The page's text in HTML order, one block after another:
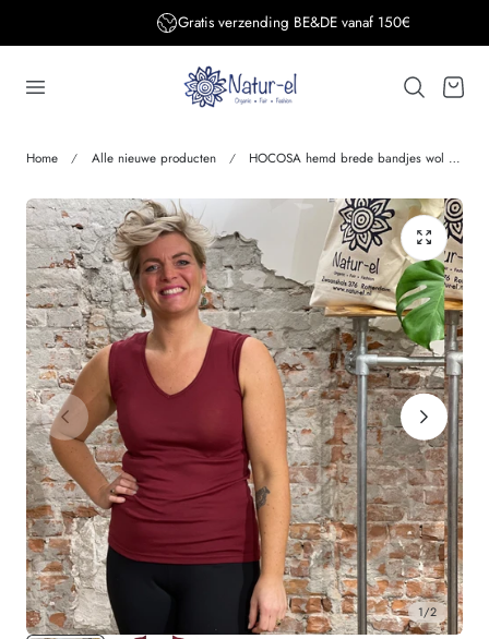
Gratis verzending BE&DE vanaf 150€
Home Alle nieuwe producten HOCOSA hemd brede bandjes wol zijde v-hals dames BORDEAUX
1/2